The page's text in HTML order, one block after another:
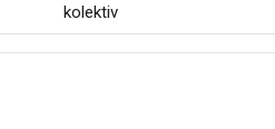
kolektiv